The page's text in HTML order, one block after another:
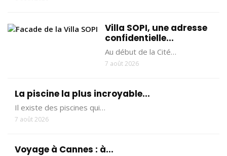
Villa SOPI, une adresse
confidentielle...
Au début de la Cité…
7 août 2026
La piscine la plus incroyable...
Il existe des piscines qui…
7 août 2026
Voyage à Cannes : à...